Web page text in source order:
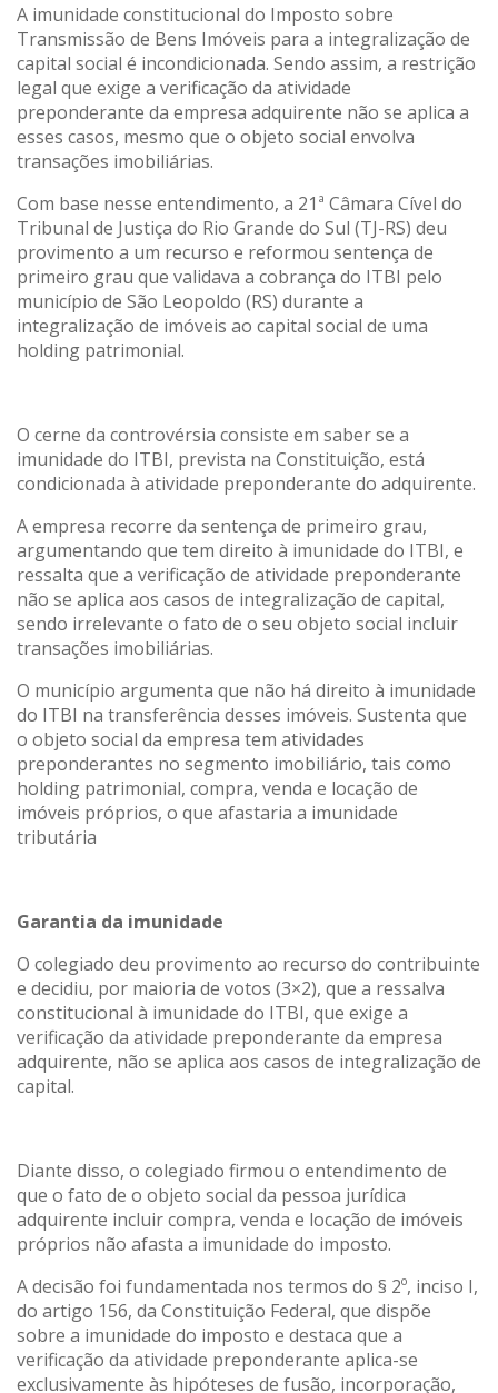
A imunidade constitucional do Imposto sobre
Transmissão de Bens Imóveis para a integralização de
capital social é incondicionada. Sendo assim, a restrição
legal que exige a verificação da atividade
preponderante da empresa adquirente não se aplica a
esses casos, mesmo que o objeto social envolva
transações imobiliárias.
Com base nesse entendimento, a 21ª Câmara Cível do
Tribunal de Justiça do Rio Grande do Sul (TJ-RS) deu
provimento a um recurso e reformou sentença de
primeiro grau que validava a cobrança do ITBI pelo
município de São Leopoldo (RS) durante a
integralização de imóveis ao capital social de uma
holding patrimonial.
O cerne da controvérsia consiste em saber se a
imunidade do ITBI, prevista na Constituição, está
condicionada à atividade preponderante do adquirente.
A empresa recorre da sentença de primeiro grau,
argumentando que tem direito à imunidade do ITBI, e
ressalta que a verificação de atividade preponderante
não se aplica aos casos de integralização de capital,
sendo irrelevante o fato de o seu objeto social incluir
transações imobiliárias.
O município argumenta que não há direito à imunidade
do ITBI na transferência desses imóveis. Sustenta que
o objeto social da empresa tem atividades
preponderantes no segmento imobiliário, tais como
holding patrimonial, compra, venda e locação de
imóveis próprios, o que afastaria a imunidade
tributária
Garantia da imunidade
O colegiado deu provimento ao recurso do contribuinte
e decidiu, por maioria de votos (3×2), que a ressalva
constitucional à imunidade do ITBI, que exige a
verificação da atividade preponderante da empresa
adquirente, não se aplica aos casos de integralização de
capital.
Diante disso, o colegiado firmou o entendimento de
que o fato de o objeto social da pessoa jurídica
adquirente incluir compra, venda e locação de imóveis
próprios não afasta a imunidade do imposto.
A decisão foi fundamentada nos termos do § 2º, inciso I,
do artigo 156, da Constituição Federal, que dispõe
sobre a imunidade do imposto e destaca que a
verificação da atividade preponderante aplica-se
exclusivamente às hipóteses de fusão, incorporação,